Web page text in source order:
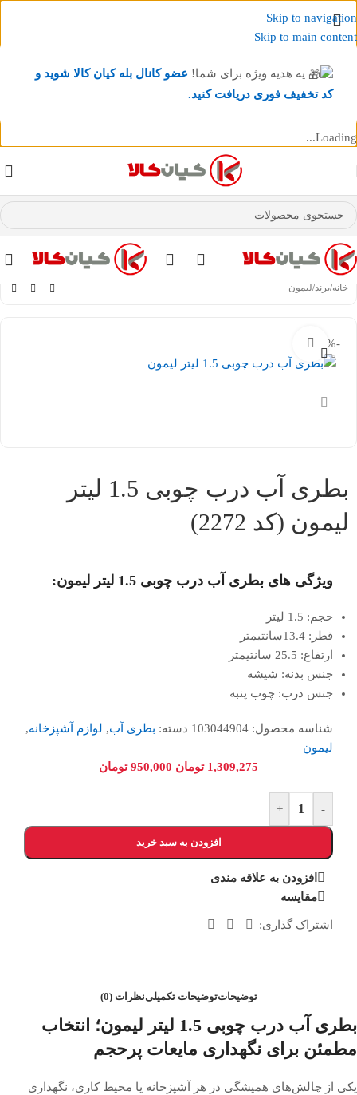
یه هدیه ویژه برای شما! عضو کانال بله کیان کالا شوید و
کد تخفیف فوری دریافت کنید.
Loading...
Skip to navigation
Skip to main content
عضو کانال بله کیان کالا شوید و کد تخفیف دریافت کنید.
خانه/برند/لیمون
-27%
بطری آب درب چوبی 1.5 لیتر
لیمون (کد 2272)
ویژگی های بطری آب درب چوبی 1.5 لیتر لیمون:‎
حجم: 1.5 لیتر
قطر: 13.4سانتیمتر
ارتفاع: 25.5 سانتیمتر
جنس بدنه: شیشه
جنس درب: چوب پنبه
شناسه محصول: 103044904 دسته: بطری آب, لوازم آشپزخانه,
لیمون
1,309,275 تومان 950,000 تومان
-
+
افزودن به سبد خرید
افزودن به علاقه مندی
مقایسه
اشتراک گذاری:
توضیحاتتوضیحات تکمیلینظرات (0)
بطری آب درب چوبی 1.5 لیتر لیمون؛ انتخاب
مطمئن برای نگهداری مایعات پرحجم
یکی از چالش‌های همیشگی در هر آشپزخانه یا محیط کاری، نگهداری